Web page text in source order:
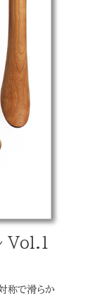
Vol.1
称で滑らか